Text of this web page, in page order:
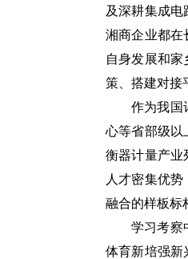
及深耕集成
湘商企业都在
自身发展和
策、搭建对接
作为我国
心等省部级以
衡器计量产业
人才密集优
融合的样板标
学习考察
体育新培强新